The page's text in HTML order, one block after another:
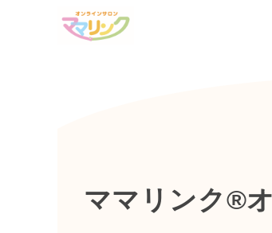
ママリンク®